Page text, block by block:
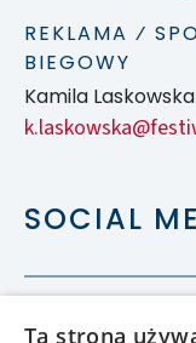
REKLAMA ⁄
BIEGOWY
Kamila Laskowska
SOCIAL
Ta strona